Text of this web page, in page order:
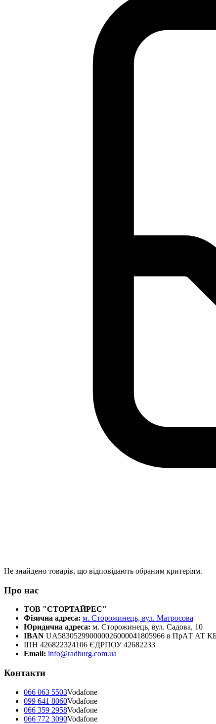
Не знайдено товарів, що відповідають обраним критеріям.
Про нас
ТОВ "СТОРТАЙРЕС"
Фізична адреса: м. Сторожинець, вул. Матросова
Юридична адреса: м. Сторожинець, вул. Садова, 10
IBAN UA583052990000026000041805966 в ПрАТ
ІПН 426822324106 ЄДРПОУ 42682233
Email: info@radburg.com.ua
Контакти
066 063 5503Vodafone
099 641 8060Vodafone
066 359 2958Vodafone
066 772 3090Vodafone